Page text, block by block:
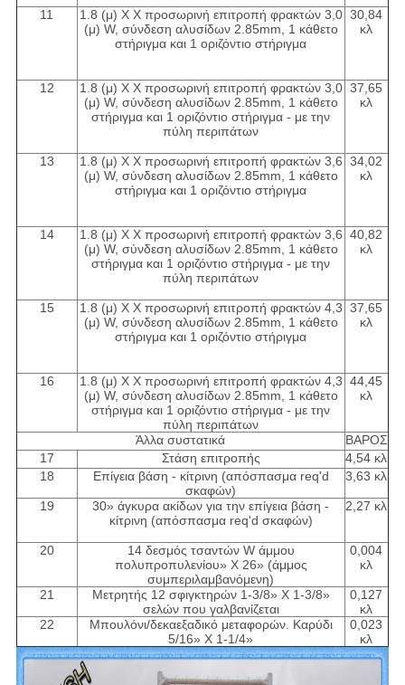
11
1.8 (μ) Χ Χ προσωρινή επιτροπή φρακτών 3,0
(μ) W, σύνδεση αλυσίδων 2.85mm, 1 κάθετο
στήριγμα και 1 οριζόντιο στήριγμα
30,84
κλ
12
1.8 (μ) Χ Χ προσωρινή επιτροπή φρακτών 3,0
(μ) W, σύνδεση αλυσίδων 2.85mm, 1 κάθετο
στήριγμα και 1 οριζόντιο στήριγμα - με την
πύλη περιπάτων
37,65
κλ
13
1.8 (μ) Χ Χ προσωρινή επιτροπή φρακτών 3,6
(μ) W, σύνδεση αλυσίδων 2.85mm, 1 κάθετο
στήριγμα και 1 οριζόντιο στήριγμα
34,02
κλ
14
1.8 (μ) Χ Χ προσωρινή επιτροπή φρακτών 3,6
(μ) W, σύνδεση αλυσίδων 2.85mm, 1 κάθετο
στήριγμα και 1 οριζόντιο στήριγμα - με την
πύλη περιπάτων
40,82
κλ
15
1.8 (μ) Χ Χ προσωρινή επιτροπή φρακτών 4,3
(μ) W, σύνδεση αλυσίδων 2.85mm, 1 κάθετο
στήριγμα και 1 οριζόντιο στήριγμα
37,65
κλ
16
1.8 (μ) Χ Χ προσωρινή επιτροπή φρακτών 4,3
(μ) W, σύνδεση αλυσίδων 2.85mm, 1 κάθετο
στήριγμα και 1 οριζόντιο στήριγμα - με την
πύλη περιπάτων
44,45
κλ
Άλλα συστατικά
ΒΑΡΟΣ
17
Στάση επιτροπής
4,54 κλ
18
Επίγεια βάση - κίτρινη (απόσπασμα req'd
σκαφών)
3,63 κλ
19
30» άγκυρα ακίδων για την επίγεια βάση -
κίτρινη (απόσπασμα req'd σκαφών)
2,27 κλ
20
14 δεσμός τσαντών W άμμου
πολυπροπυλενίου» Χ 26» (άμμος
συμπεριλαμβανόμενη)
0,004
κλ
21
Μετρητής 12 σφιγκτηρών 1-3/8» Χ 1-3/8»
σελών που γαλβανίζεται
0,127
κλ
22
Μπουλόνι/δεκαεξαδικό μεταφορών. Καρύδι
5/16» Χ 1-1/4»
0,023
κλ